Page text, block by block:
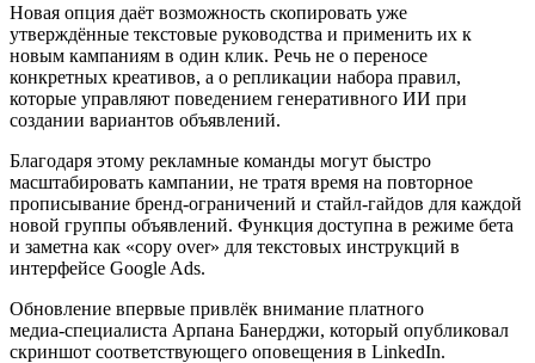
Новая опция даёт возможность скопировать уже
утверждённые текстовые руководства и применить их к
новым кампаниям в один клик. Речь не о переносе
конкретных креативов, а о репликации набора правил,
которые управляют поведением генеративного ИИ при
создании вариантов объявлений.
Благодаря этому рекламные команды могут быстро
масштабировать кампании, не тратя время на повторное
прописывание бренд‑ограничений и стайл‑гайдов для каждой
новой группы объявлений. Функция доступна в режиме бета
и заметна как «copy over» для текстовых инструкций в
интерфейсе Google Ads.
Обновление впервые привлёк внимание платного
медиа‑специалиста Арпана Банерджи, который опубликовал
скриншот соответствующего оповещения в LinkedIn.